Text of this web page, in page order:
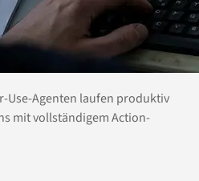
Use-Agenten laufen produktiv
mit vollständigem Action-